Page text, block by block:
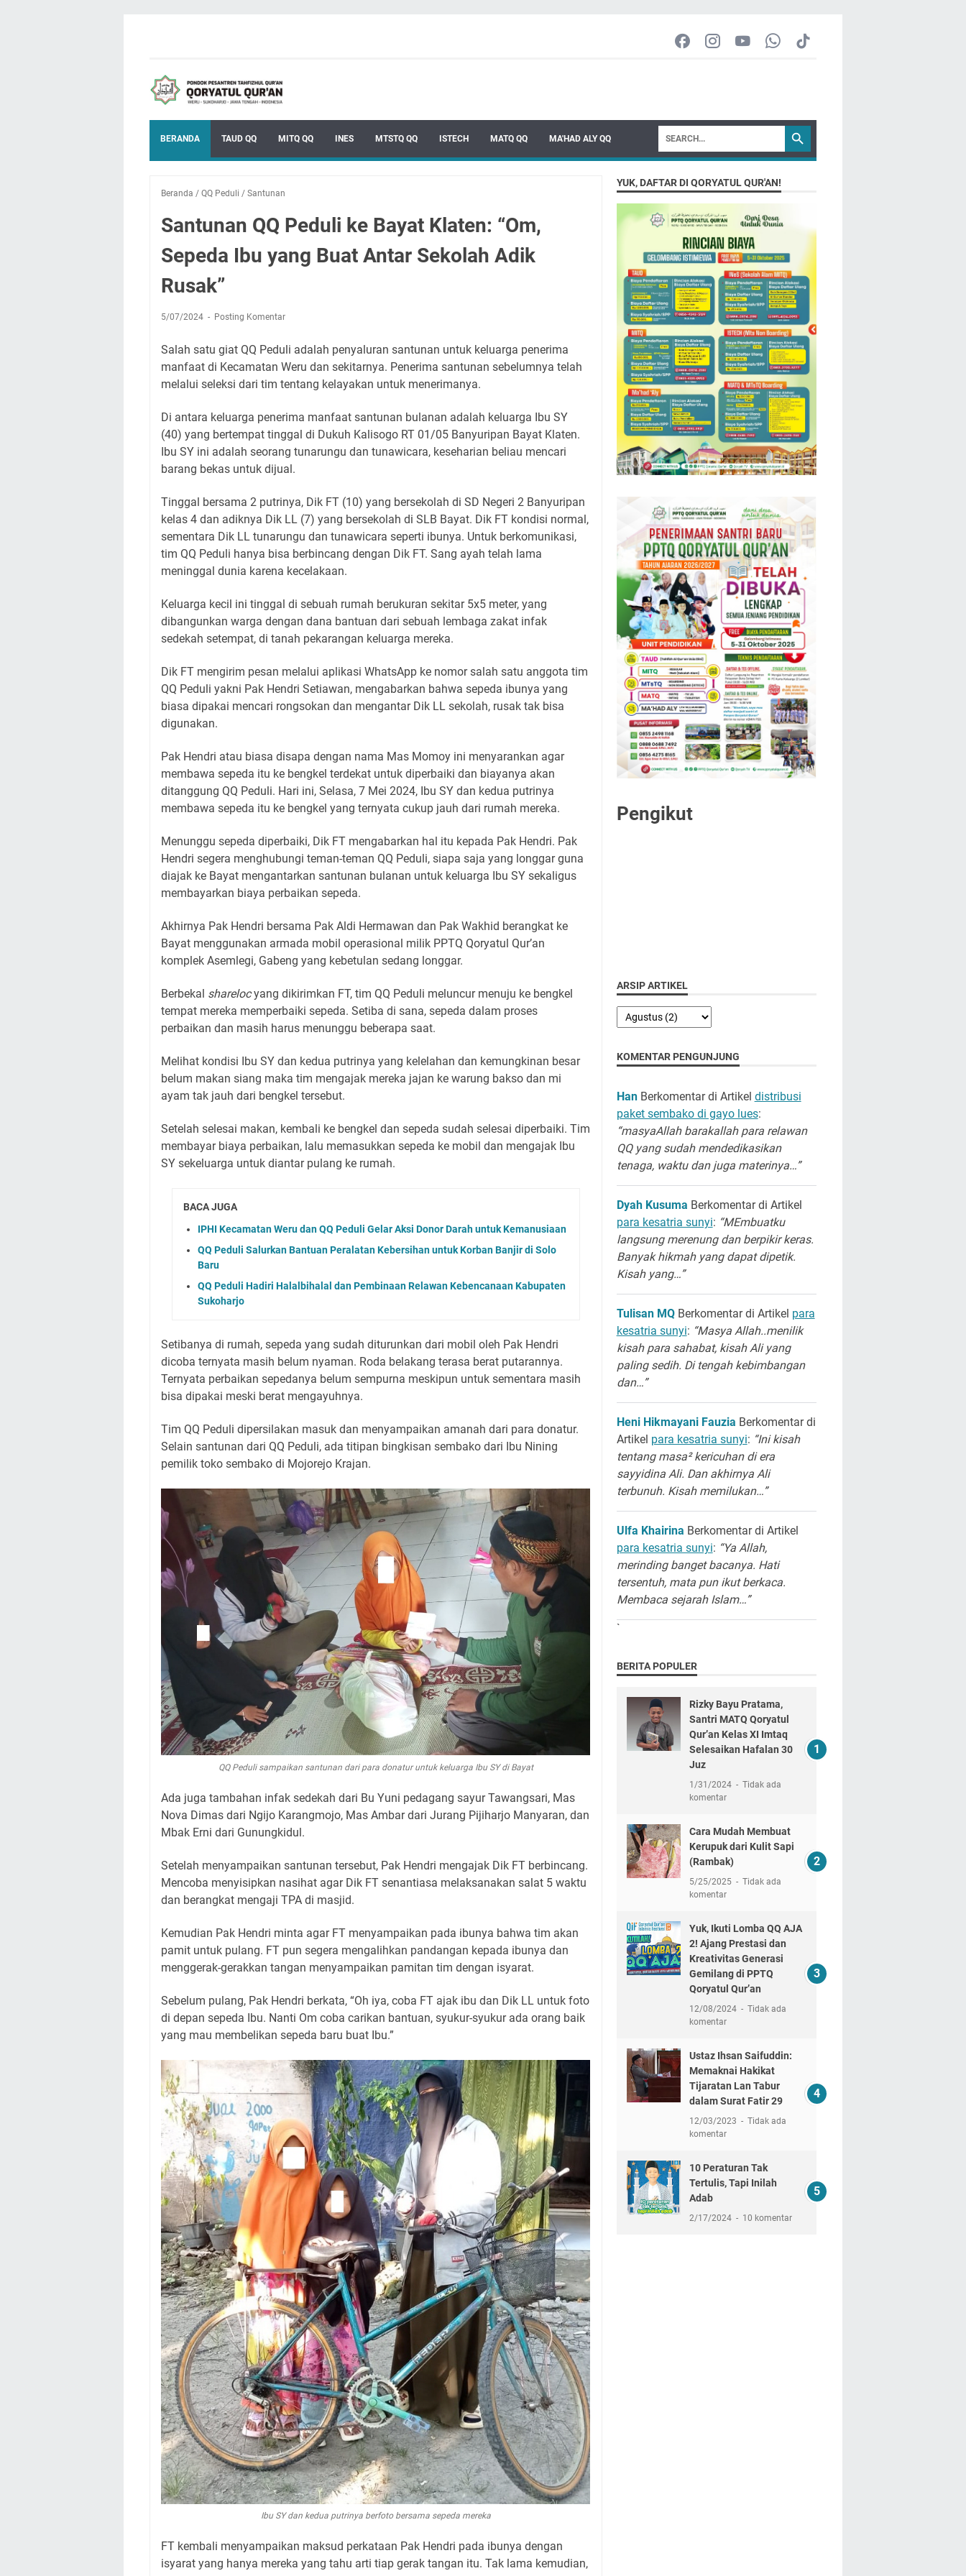
BERANDA TAUD QQ MITQ QQ INES MTSTQ QQ ISTECH MATQ QQ MA'HAD ALY QQ
Beranda / QQ Peduli / Santunan
Santunan QQ Peduli ke Bayat Klaten: “Om,
Sepeda Ibu yang Buat Antar Sekolah Adik
Rusak”
5/07/2024 Posting Komentar
Salah satu giat QQ Peduli adalah penyaluran santunan untuk keluarga penerima
manfaat di Kecamatan Weru dan sekitarnya. Penerima santunan sebelumnya telah
melalui seleksi dari tim tentang kelayakan untuk menerimanya.
Di antara keluarga penerima manfaat santunan bulanan adalah keluarga Ibu SY
(40) yang bertempat tinggal di Dukuh Kalisogo RT 01/05 Banyuripan Bayat Klaten.
Ibu SY ini adalah seorang tunarungu dan tunawicara, keseharian beliau mencari
barang bekas untuk dijual.
Tinggal bersama 2 putrinya, Dik FT (10) yang bersekolah di SD Negeri 2 Banyuripan
kelas 4 dan adiknya Dik LL (7) yang bersekolah di SLB Bayat. Dik FT kondisi normal,
sementara Dik LL tunarungu dan tunawicara seperti ibunya. Untuk berkomunikasi,
tim QQ Peduli hanya bisa berbincang dengan Dik FT. Sang ayah telah lama
meninggal dunia karena kecelakaan.
Keluarga kecil ini tinggal di sebuah rumah berukuran sekitar 5x5 meter, yang
dibangunkan warga dengan dana bantuan dari sebuah lembaga zakat infak
sedekah setempat, di tanah pekarangan keluarga mereka.
Dik FT mengirim pesan melalui aplikasi WhatsApp ke nomor salah satu anggota tim
QQ Peduli yakni Pak Hendri Setiawan, mengabarkan bahwa sepeda ibunya yang
biasa dipakai mencari rongsokan dan mengantar Dik LL sekolah, rusak tak bisa
digunakan.
Pak Hendri atau biasa disapa dengan nama Mas Momoy ini menyarankan agar
membawa sepeda itu ke bengkel terdekat untuk diperbaiki dan biayanya akan
ditanggung QQ Peduli. Hari ini, Selasa, 7 Mei 2024, Ibu SY dan kedua putrinya
membawa sepeda itu ke bengkel yang ternyata cukup jauh dari rumah mereka.
Menunggu sepeda diperbaiki, Dik FT mengabarkan hal itu kepada Pak Hendri. Pak
Hendri segera menghubungi teman-teman QQ Peduli, siapa saja yang longgar guna
diajak ke Bayat mengantarkan santunan bulanan untuk keluarga Ibu SY sekaligus
membayarkan biaya perbaikan sepeda.
Akhirnya Pak Hendri bersama Pak Aldi Hermawan dan Pak Wakhid berangkat ke
Bayat menggunakan armada mobil operasional milik PPTQ Qoryatul Qur’an
komplek Asemlegi, Gabeng yang kebetulan sedang longgar.
Berbekal sharelocyang dikirimkan FT, tim QQ Peduli meluncur menuju ke bengkel
tempat mereka memperbaiki sepeda. Setiba di sana, sepeda dalam proses
perbaikan dan masih harus menunggu beberapa saat.
Melihat kondisi Ibu SY dan kedua putrinya yang kelelahan dan kemungkinan besar
belum makan siang maka tim mengajak mereka jajan ke warung bakso dan mi
ayam tak jauh dari bengkel tersebut.
Setelah selesai makan, kembali ke bengkel dan sepeda sudah selesai diperbaiki. Tim
membayar biaya perbaikan, lalu memasukkan sepeda ke mobil dan mengajak Ibu
SY sekeluarga untuk diantar pulang ke rumah.
BACA JUGA
IPHI Kecamatan Weru dan QQ Peduli Gelar Aksi Donor Darah untuk Kemanusiaan
QQ Peduli Salurkan Bantuan Peralatan Kebersihan untuk Korban Banjir di Solo
Baru
QQ Peduli Hadiri Halalbihalal dan Pembinaan Relawan Kebencanaan Kabupaten
Sukoharjo
Setibanya di rumah, sepeda yang sudah diturunkan dari mobil oleh Pak Hendri
dicoba ternyata masih belum nyaman. Roda belakang terasa berat putarannya.
Ternyata perbaikan sepedanya belum sempurna meskipun untuk sementara masih
bisa dipakai meski berat mengayuhnya.
Tim QQ Peduli dipersilakan masuk dan menyampaikan amanah dari para donatur.
Selain santunan dari QQ Peduli, ada titipan bingkisan sembako dari Ibu Nining
pemilik toko sembako di Mojorejo Krajan.
QQ Peduli sampaikan santunan dari para donatur untuk keluarga Ibu SY di Bayat
Ada juga tambahan infak sedekah dari Bu Yuni pedagang sayur Tawangsari, Mas
Nova Dimas dari Ngijo Karangmojo, Mas Ambar dari Jurang Pijiharjo Manyaran, dan
Mbak Erni dari Gunungkidul.
Setelah menyampaikan santunan tersebut, Pak Hendri mengajak Dik FT berbincang.
Mencoba menyisipkan nasihat agar Dik FT senantiasa melaksanakan salat 5 waktu
dan berangkat mengaji TPA di masjid.
Kemudian Pak Hendri minta agar FT menyampaikan pada ibunya bahwa tim akan
pamit untuk pulang. FT pun segera mengalihkan pandangan kepada ibunya dan
menggerak-gerakkan tangan menyampaikan pamitan tim dengan isyarat.
Sebelum pulang, Pak Hendri berkata, “Oh iya, coba FT ajak ibu dan Dik LL untuk foto
di depan sepeda Ibu. Nanti Om coba carikan bantuan, syukur-syukur ada orang baik
yang mau membelikan sepeda baru buat Ibu.”
Ibu SY dan kedua putrinya berfoto bersama sepeda mereka
FT kembali menyampaikan maksud perkataan Pak Hendri pada ibunya dengan
isyarat yang hanya mereka yang tahu arti tiap gerak tangan itu. Tak lama kemudian,
YUK, DAFTAR DI QORYATUL QUR'AN!
Pengikut
ARSIP ARTIKEL
KOMENTAR PENGUNJUNG
HanBerkomentar di Artikel distribusi
paket sembako di gayo lues:
“masyaAllah barakallah para relawan
QQ yang sudah mendedikasikan
tenaga, waktu dan juga materinya…”
Dyah Kusuma Berkomentar di Artikel
para kesatria sunyi: “MEmbuatku
langsung merenung dan berpikir keras.
Banyak hikmah yang dapat dipetik.
Kisah yang…”
Tulisan MQBerkomentar di Artikel para
kesatria sunyi: “Masya Allah..menilik
kisah para sahabat, kisah Ali yang
paling sedih. Di tengah kebimbangan
dan…”
Heni Hikmayani Fauzia Berkomentar di
Artikel para kesatria sunyi: “Ini kisah
tentang masa² kericuhan di era
sayyidina Ali. Dan akhirnya Ali
terbunuh. Kisah memilukan…”
Ulfa Khairina Berkomentar di Artikel
para kesatria sunyi: “Ya Allah,
merinding banget bacanya. Hati
tersentuh, mata pun ikut berkaca.
Membaca sejarah Islam…”
`
BERITA POPULER
Rizky Bayu Pratama,
Santri MATQ Qoryatul
Qur’an Kelas XI Imtaq
Selesaikan Hafalan 30
Juz
1/31/2024
Tidak ada
komentar
Cara Mudah Membuat
Kerupuk dari Kulit Sapi
(Rambak)
5/25/2025
Tidak ada
komentar
Yuk, Ikuti Lomba QQ AJA
2! Ajang Prestasi dan
Kreativitas Generasi
Gemilang di PPTQ
Qoryatul Qur’an
12/08/2024
Tidak ada
komentar
Ustaz Ihsan Saifuddin:
Memaknai Hakikat
Tijaratan Lan Tabur
dalam Surat Fatir 29
12/03/2023
Tidak ada
komentar
10 Peraturan Tak
Tertulis, Tapi Inilah
Adab
2/17/2024 10 komentar